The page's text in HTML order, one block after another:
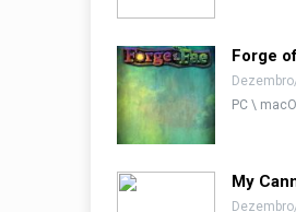
Forge
PC \
My